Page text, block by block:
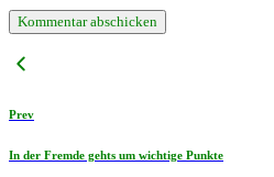
Prev
In der Fremde gehts um wichtige Punkte